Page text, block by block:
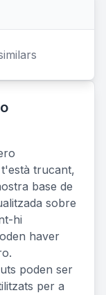
trucant,
base de
sobre
hi
haver
poden ser
per a